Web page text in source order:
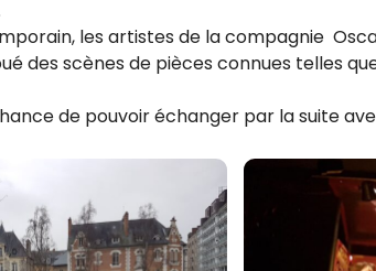
les artistes de la compagnie
des scènes de pièces connues telles
de pouvoir échanger par la suite